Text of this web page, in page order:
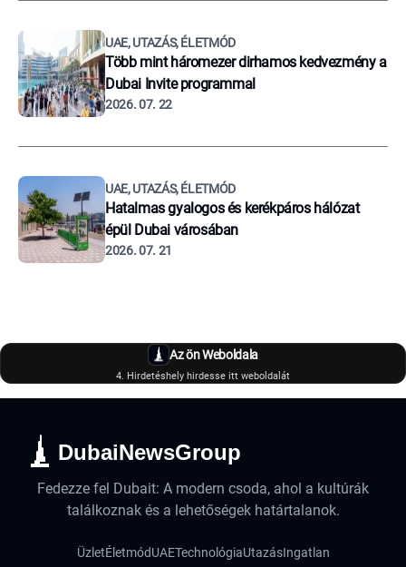
UAE, UTAZÁS, ÉLETMÓD
Több mint háromezer dirhamos kedvezmény a
Dubai Invite programmal
2026. 07. 22
UAE, UTAZÁS, ÉLETMÓD
Hatalmas gyalogos és kerékpáros hálózat
épül Dubai városában
2026. 07. 21
Az ön Weboldala
4. Hirdetéshely hirdesse itt weboldalát
DubaiNewsGroup
Fedezze fel Dubait: A modern csoda, ahol a kultúrák
találkoznak és a lehetőségek határtalanok.
ÜzletÉletmódUAETechnológiaUtazásIngatlan